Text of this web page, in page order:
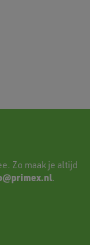
Zo maak je altijd
.